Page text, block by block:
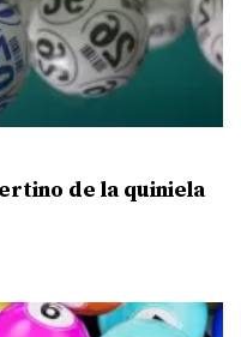
de la quiniela